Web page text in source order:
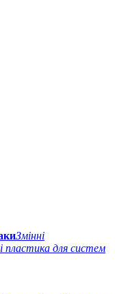
Змінні
пластика для систем